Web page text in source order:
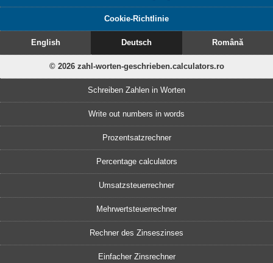
Cookie-Richtlinie
English Deutsch Română
© 2026 zahl-worten-geschrieben.calculators.ro
Schreiben Zahlen in Worten
Write out numbers in words
Prozentsatzrechner
Percentage calculators
Umsatzsteuerrechner
Mehrwertsteuerrechner
Rechner des Zinseszinses
Einfacher Zinsrechner